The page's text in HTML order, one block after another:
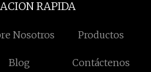
RAPIDA
Nosotros Productos
Blog Contáctenos